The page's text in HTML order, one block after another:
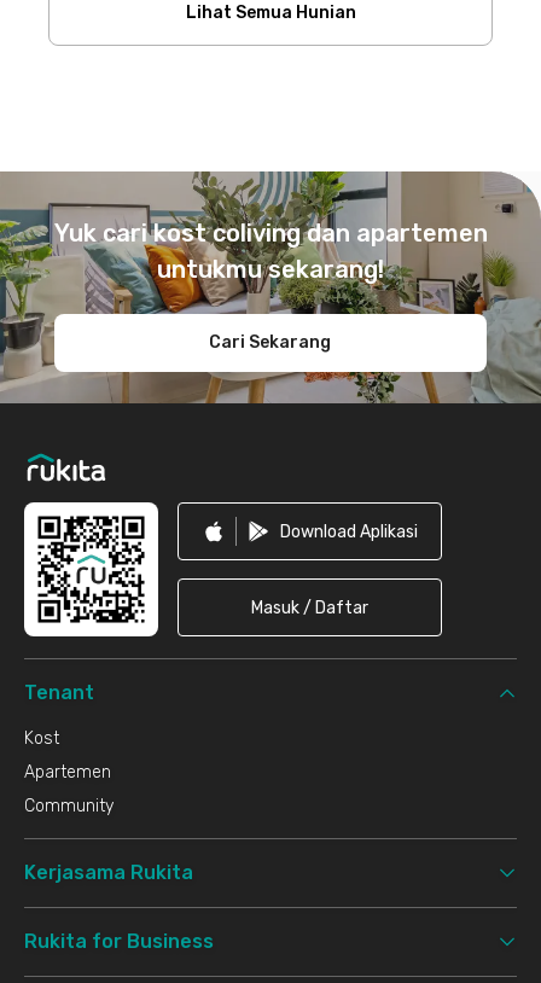
Lihat Semua Hunian
Yuk cari kost coliving dan apartemen
untukmu sekarang!
Cari Sekarang
Download Aplikasi
Masuk / Daftar
Tenant
Kost
Apartemen
Community
Kerjasama Rukita
Rukita for Business